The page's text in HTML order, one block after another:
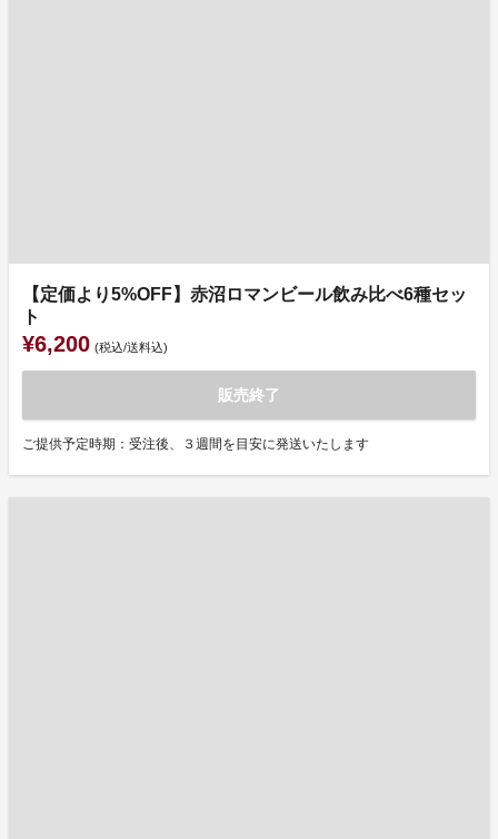
【定価より5%OFF】赤沼ロマンビール飲み比べ6種セッ
ト
¥6,200 (税込/送料込)
販売終了
ご提供予定時期：受注後、３週間を目安に発送いたします